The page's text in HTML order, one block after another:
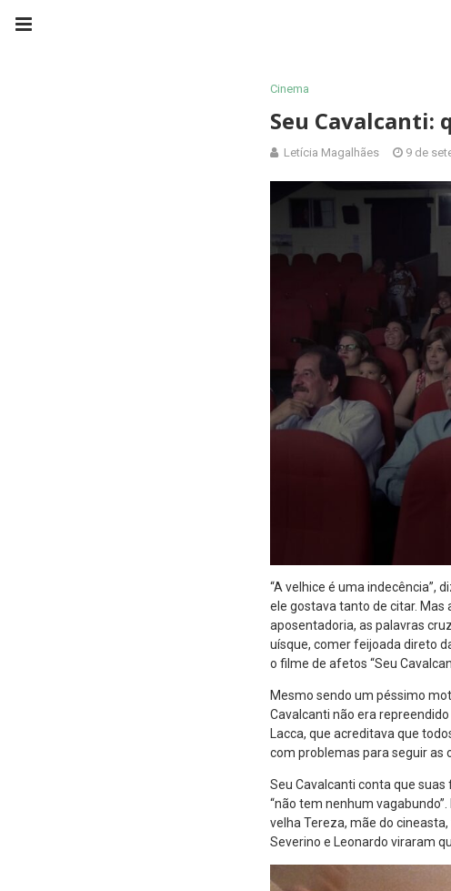
Cinema
Seu Cavalcanti:
Letícia Magalhães 9 de
“A velhice é uma indecência”,
ele gostava tanto de citar. Mas
aposentadoria, as palavras
uísque, comer feijoada direto
o filme de afetos “Seu
Mesmo sendo um péssimo
Cavalcanti não era
Lacca, que acreditava que
com problemas para seguir as
Seu Cavalcanti conta que
“não tem nenhum
velha Tereza, mãe do
Severino e Leonardo viraram